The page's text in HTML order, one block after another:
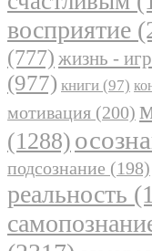
восприятие
(777) жизнь -
(977) книги (97)
мотивация (200)
(1288)
подсознание (198)
реальность